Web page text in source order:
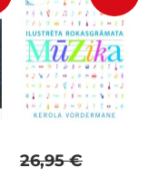
26,95 €